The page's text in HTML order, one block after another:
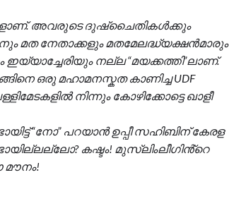
അവരുടെ ദുഷ്ചൈതികൾക്കും
മത നേതാക്കളും മതമേലദ്ധ്യക്ഷൻമാരും
നല്ല “മയക്കത്തി”ലാണ്.
ഒരു മഹാമനസ്കത കാണിച്ച UDF
നിന്നും കോഴിക്കോട്ടെ ഖാളീ
“നോ” പറയാൻ ഉപ്പീ സഹിബിന് കേരള
കഷ്ടം! മുസ്ലിംലീഗിൻ്റെ
മൗനം!